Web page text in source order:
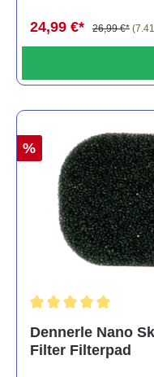
24,99 €* 26,99 €*
%
Dennerle Nano
Filter Filterpad